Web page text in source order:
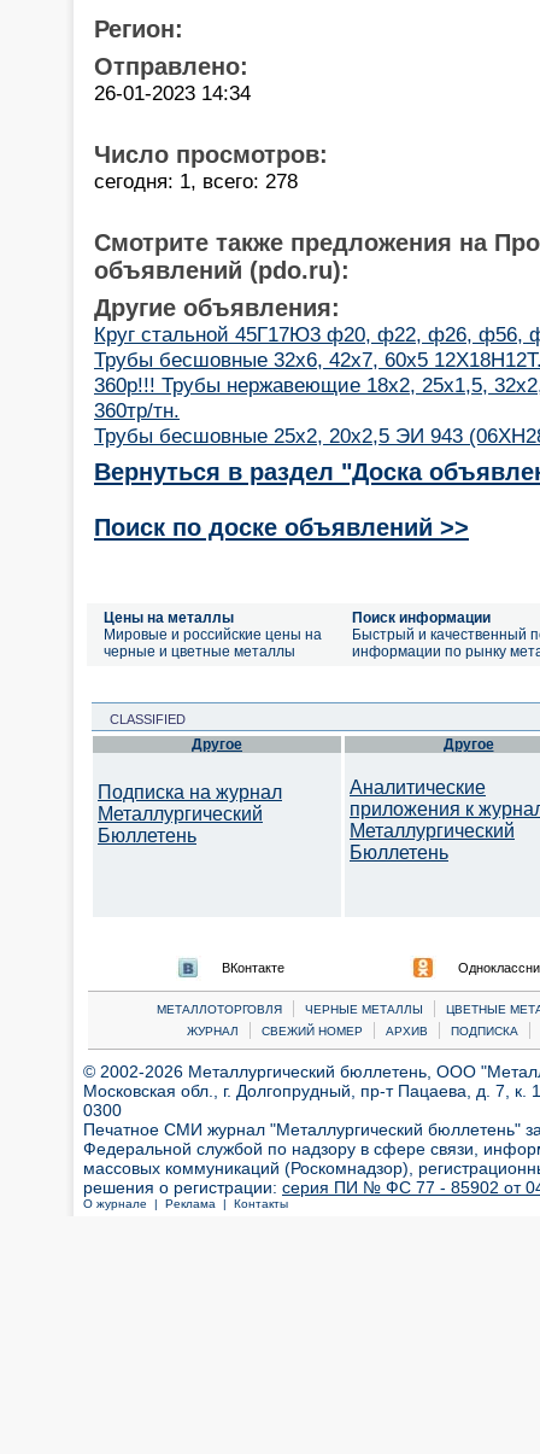
Регион:
Отправлено:
26-01-2023 14:34
Число просмотров:
сегодня: 1, всего: 278
Смотрите также предложения на
объявлений (pdo.ru):
Другие объявления:
Круг стальной 45Г17Ю3 ф20, ф22, ф26, ф56,
Трубы бесшовные 32х6, 42х7, 60х5
360р!!! Трубы нержавеющие 18х2, 25х1,5,
360тр/тн.
Трубы бесшовные 25х2, 20х2,5 ЭИ 943
Вернуться в раздел "Доска
Поиск по доске объявлений >>
Цены на металлы
Мировые и российские цены на
черные и цветные металлы
Поиск информации
Быстрый и качественный
информации по рынку
CLASSIFIED
Другое
Подписка на журнал
Металлургический
Бюллетень
Другое
Аналитические
приложения к
Металлургический
Бюллетень
ВКонтакте
МЕТАЛЛОТОРГОВЛЯ | ЧЕРНЫЕ МЕТАЛЛЫ |
ЦВЕТНЫЕ
ЖУРНАЛ
| СВЕЖИЙ НОМЕР | АРХИВ | ПОДПИСКА |
© 2002-2026 Металлургический бюллетень, ООО
Московская обл., г. Долгопрудный, пр-т Пацаева, д. 7,
0300
Печатное СМИ журнал "Металлургический бюллетень"
Федеральной службой по надзору в сфере связи,
массовых коммуникаций (Роскомнадзор),
решения о регистрации: серия ПИ № ФС 77 - 85902 от 04
О журнале | Реклама | Контакты